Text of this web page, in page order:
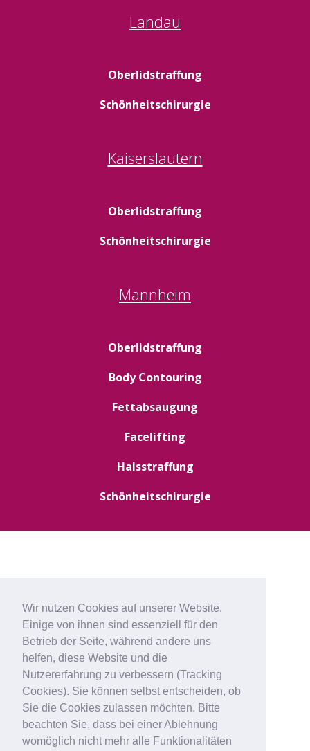
Wir nutzen Cookies auf unserer Website.
Einige von ihnen sind essenziell für den
Betrieb der Seite, während andere uns
helfen, diese Website und die
Nutzererfahrung zu verbessern (Tracking
Cookies). Sie können selbst entscheiden, ob
Sie die Cookies zulassen möchten. Bitte
beachten Sie, dass bei einer Ablehnung
womöglich nicht mehr alle Funktionalitäten
Landau
Oberlidstraffung
Schönheitschirurgie
Kaiserslautern
Oberlidstraffung
Schönheitschirurgie
Mannheim
Oberlidstraffung
Body Contouring
Fettabsaugung
Facelifting
Halsstraffung
Schönheitschirurgie